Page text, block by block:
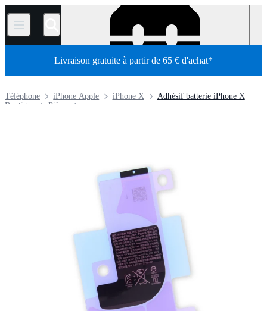
/
Livraison gratuite à partir de 65 € d'achat*
Adhésif batterie iPhone X
iPhone X
iPhone Apple
Téléphone
Pièces
Boutique